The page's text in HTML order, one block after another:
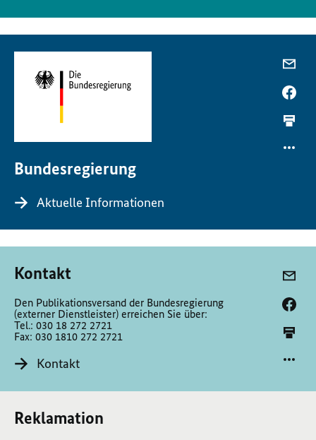
Bundesregierung
Aktuelle Informationen
Kontakt
Den Publikationsversand der Bundesregierung
(externer Dienstleister) erreichen Sie über:
Tel.: 030 18 272 2721
Fax: 030 1810 272 2721
Kontakt
Reklamation